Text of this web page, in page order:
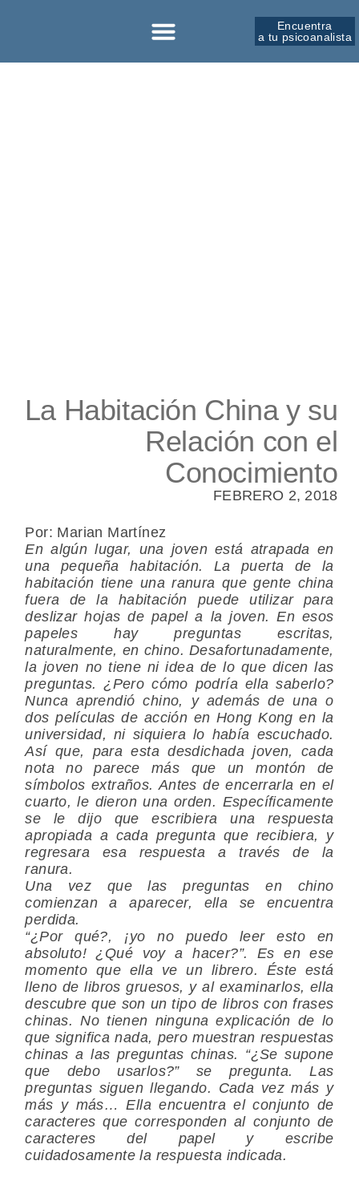
Encuentra
a tu psicoanalista
La Habitación China y su
Relación con el
Conocimiento
FEBRERO 2, 2018
Por: Marian Martínez
En algún lugar, una joven está atrapada en
una pequeña habitación. La puerta de la
habitación tiene una ranura que gente china
fuera de la habitación puede utilizar para
deslizar hojas de papel a la joven. En esos
papeles hay preguntas escritas,
naturalmente, en chino. Desafortunadamente,
la joven no tiene ni idea de lo que dicen las
preguntas. ¿Pero cómo podría ella saberlo?
Nunca aprendió chino, y además de una o
dos películas de acción en Hong Kong en la
universidad, ni siquiera lo había escuchado.
Así que, para esta desdichada joven, cada
nota no parece más que un montón de
símbolos extraños. Antes de encerrarla en el
cuarto, le dieron una orden. Específicamente
se le dijo que escribiera una respuesta
apropiada a cada pregunta que recibiera, y
regresara esa respuesta a través de la
ranura.
Una vez que las preguntas en chino
comienzan a aparecer, ella se encuentra
perdida.
“¿Por qué?, ¡yo no puedo leer esto en
absoluto! ¿Qué voy a hacer?”. Es en ese
momento que ella ve un librero. Éste está
lleno de libros gruesos, y al examinarlos, ella
descubre que son un tipo de libros con frases
chinas. No tienen ninguna explicación de lo
que significa nada, pero muestran respuestas
chinas a las preguntas chinas. “¿Se supone
que debo usarlos?” se pregunta. Las
preguntas siguen llegando. Cada vez más y
más y más… Ella encuentra el conjunto de
caracteres que corresponden al conjunto de
caracteres del papel y escribe
cuidadosamente la respuesta indicada.